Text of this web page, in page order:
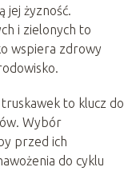
jej żyzność.
i zielonych to
wspiera zdrowy
truskawek to klucz do
Wybór
przed ich
do cyklu